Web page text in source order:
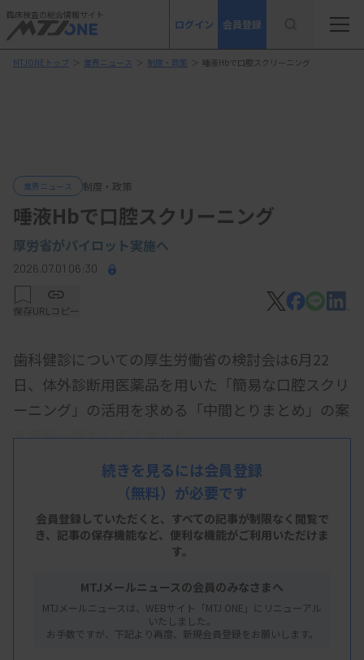
臨床検査の総合情報サイト
ログイン 会員登録
MTJONEトップ ＞ 業界ニュース ＞ 制度・政策 ＞ 唾液Hbで口腔スクリーニング
業界ニュース 制度・政策
唾液Hbで口腔スクリーニング
厚労省がパイロット実施へ
2026.07.01 06:30
保存URLコピー
歯科健診についての厚生労働省の検討会は6月22
日、体外診断用医薬品を用いた「簡易な口腔スクリ
ーニング」の活用を求める「中間とりまとめ」の案
を座長一任として了承した。
唾液からのヘモグロビン（Hb）検出キットと、虫
歯などの自覚症状を確認する質問紙を組み合わせた
口腔スクリーニングを行い、就労世代などの歯科受
診につなげる。厚労省は7月にも、150程度の市町
のパイロット事業を始める方針。
続きを見るには会員登録
（無料）が必要です
会員登録していただくと、すべての記事が制限なく閲覧で
き、 記事の保存機能など、便利な機能がご利用いただけま
す。
MTJメールニュースの会員のみなさまへ
MTJメールニュースは、WEBサイト「MTJ ONE」にリニューアル
いたしました。
お手数ですが、下記より再度、新規会員登録をお願いします。